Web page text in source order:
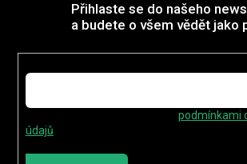
Přihlaste se do našeho
a budete o všem vědět jako
podmínkami
údajů